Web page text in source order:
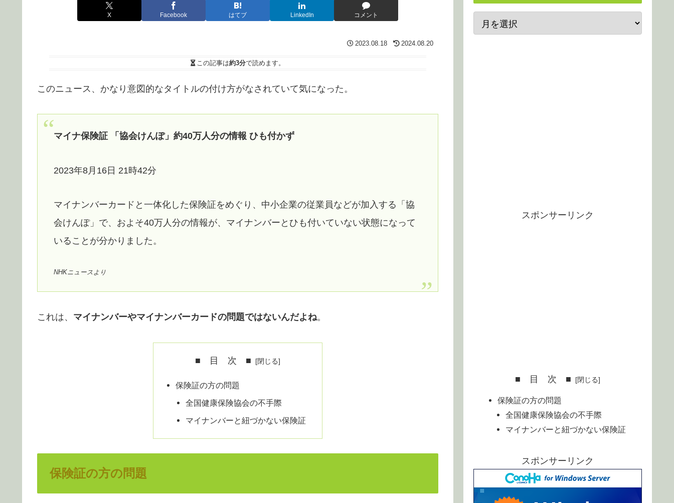
X Facebook はてブ LinkedIn コメント
2023.08.18 2024.08.20
この記事は約3分で読めます。
このニュース、かなり意図的なタイトルの付け方がなされていて気になった。
マイナ保険証 「協会けんぽ」約40万人分の情報 ひも付かず
2023年8月16日 21時42分
マイナンバーカードと一体化した保険証をめぐり、中小企業の従業員などが加入する「協
会けんぽ」で、およそ40万人分の情報が、マイナンバーとひも付いていない状態になって
いることが分かりました。
NHKニュースより
これは、 マイナンバーやマイナンバーカードの問題ではないんだよね。
■ 目 次 ■
保険証の方の問題
全国健康保険協会の不手際
マイナンバーと紐づかない保険証
保険証の方の問題
スポンサーリンク
■ 目 次 ■
保険証の方の問題
全国健康保険協会の不手際
マイナンバーと紐づかない保険証
スポンサーリンク